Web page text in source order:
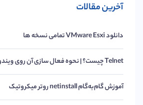
آخرین مقالات
دانلود VMware Esxi تمامی نسخه ها
Telnet چیست؟ | نحوه فعال سازی آن روی ویندوز
آموزش گام‌به‌گام netinstall روتر میکروتیک